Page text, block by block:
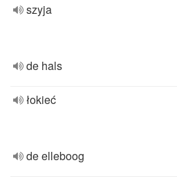
szyja
de hals
łokieć
de elleboog